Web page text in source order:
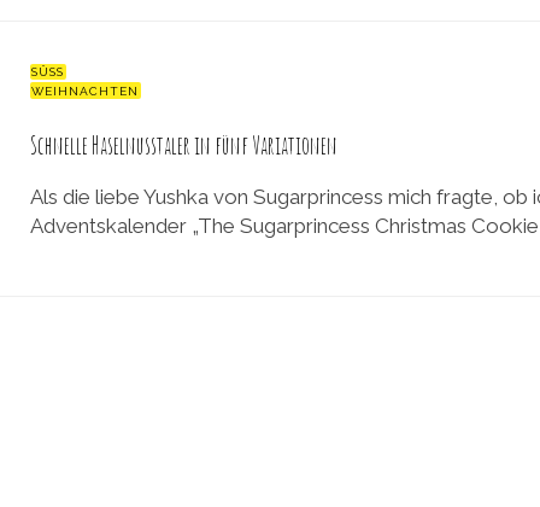
SÜSS
WEIHNACHTEN
Schnelle Haselnusstaler in fünf Variationen
Als die liebe Yushka von Sugarprincess mich fragte, ob
Adventskalender „The Sugarprincess Christmas Cookie